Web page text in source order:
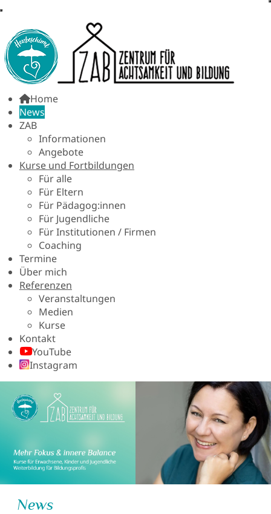
Home
News
ZAB
Informationen
Angebote
Kurse und Fortbildungen
Für alle
Für Eltern
Für Pädagog:innen
Für Jugendliche
Für Institutionen / Firmen
Coaching
Termine
Über mich
Referenzen
Veranstaltungen
Medien
Kurse
Kontakt
YouTube
Instagram
News